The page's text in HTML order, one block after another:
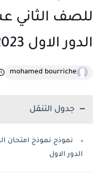
للصف الثاني
الدور الاول 2023-2024
mohamed bourriche
جدول التنقل
نموذج نموذج امتحان
الدور الاول